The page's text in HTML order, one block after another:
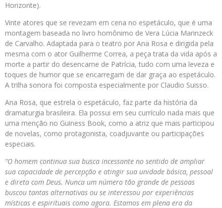
Horizonte).
Vinte atores que se revezam em cena no espetáculo, que é uma
montagem baseada no livro homônimo de Vera Lúcia Marinzeck
de Carvalho. Adaptada para o teatro por Ana Rosa e dirigida pela
mesma com o ator Guilherme Correa, a peça trata da vida após a
morte a partir do desencarne de Patrícia, tudo com uma leveza e
toques de humor que se encarregam de dar graça ao espetáculo.
A trilha sonora foi composta especialmente por Claudio Suisso.
Ana Rosa, que estrela o espetáculo, faz parte da história da
dramaturgia brasileira. Ela possui em seu currículo nada mais que
uma menção no Guiness Book, como a atriz que mais participou
de novelas, como protagonista, coadjuvante ou participações
especiais.
“O homem continua sua busca incessante no sentido de ampliar
sua capacidade de percepção e atingir sua unidade básica, pessoal
e direta com Deus. Nunca um número tão grande de pessoas
buscou tantas alternativas ou se interessou por experiências
místicas e espirituais como agora. Estamos em plena era da